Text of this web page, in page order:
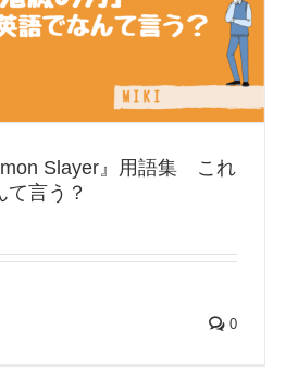
Slayer』用語集 これ
て言う？
0